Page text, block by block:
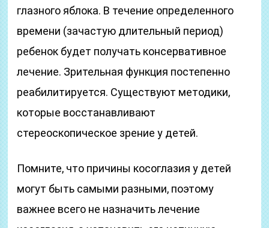
глазного яблока. В течение определенного
времени (зачастую длительный период)
ребенок будет получать консервативное
лечение. Зрительная функция постепенно
реабилитируется. Существуют методики,
которые восстанавливают
стереоскопическое зрение у детей.
Помните, что причины косоглазия у детей
могут быть самыми разными, поэтому
важнее всего не назначить лечение